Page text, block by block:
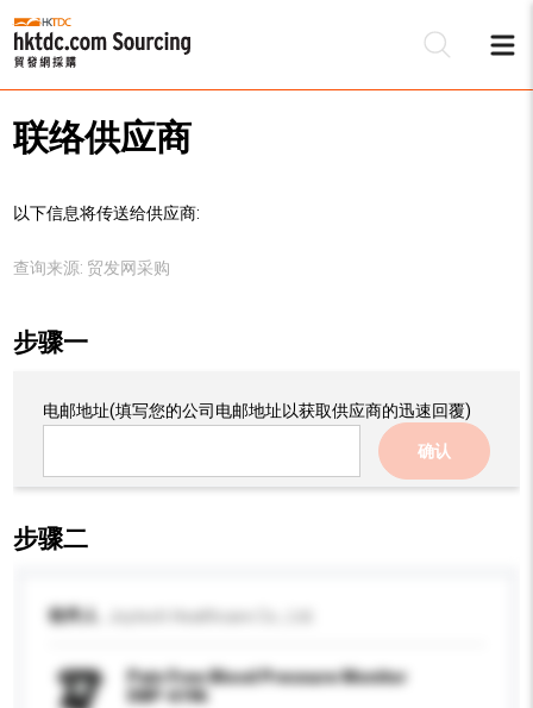
联络供应商
以下信息将传送给供应商:
查询来源: 贸发网采购
步骤一
电邮地址(填写您的公司电邮地址以获取供应商的迅速回覆)
确认
步骤二
收件人
Pain Free Blood Pressure Monitor
DBP-6196